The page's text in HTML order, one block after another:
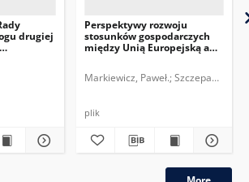
drugiej
Perspektywy rozwoju
stosunków gospodarczych
między Unią Europejską a
Markiewicz, Paweł. Szczepanik,
plik